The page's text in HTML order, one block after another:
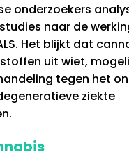
onderzoekers
naar de
Het blijkt dat
uit wiet,
tegen het
ziekte